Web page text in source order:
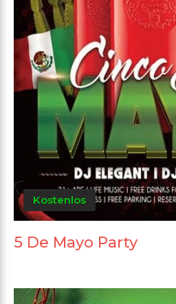
Kostenlos
5 De Mayo Party